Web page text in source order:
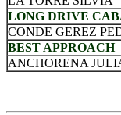
LONG DRIVE
CONDE GEREZ
BEST APPROACH
ANCHORENA